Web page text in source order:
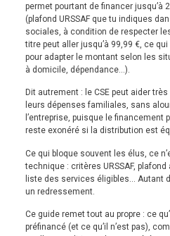
permet pourtant de financer jusqu’à
(plafond URSSAF que tu indiques
sociales, à condition de respecter
titre peut aller jusqu’à 99,99 €, ce
pour adapter le montant selon les
à domicile, dépendance…).
Dit autrement : le CSE peut aider
leurs dépenses familiales, sans
l’entreprise, puisque le financement
reste exonéré si la distribution est
Ce qui bloque souvent les élus, ce
technique : critères URSSAF,
liste des services éligibles… Autant
un redressement.
Ce guide remet tout au propre : ce
préfinancé (et ce qu’il n’est pas),